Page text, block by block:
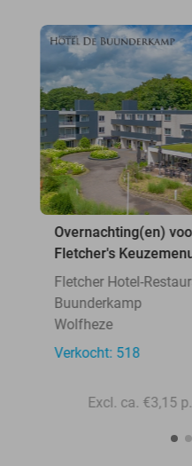
Overnachting(en)
Fletcher's
Fletcher Hotel-
Buunderkamp
Wolfheze
Verkocht: 518
Excl. ca. €3,15